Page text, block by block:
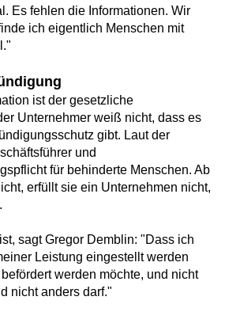
Es fehlen die Informationen. Wir
ich eigentlich Menschen mit
ist der gesetzliche
Unternehmer weiß nicht, dass es
gibt. Laut der
und
für behinderte Menschen. Ab
erfüllt sie ein Unternehmen nicht,
sagt Gregor Demblin: "Dass ich
Leistung eingestellt werden
werden möchte, und nicht
nicht anders darf."